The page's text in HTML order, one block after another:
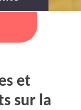
et
sur la